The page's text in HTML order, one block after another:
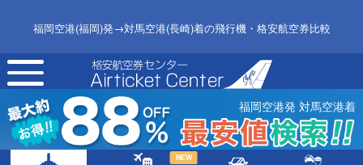
福岡空港(福岡)発→対馬空港(長崎)着の飛行機・格安航空券比較
toggle
navigation
福岡空港発 対馬空港着
NEW